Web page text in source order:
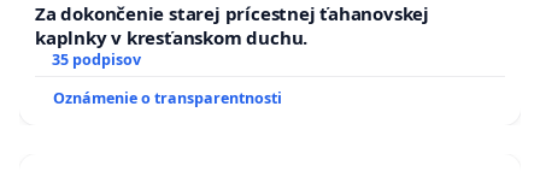
Za dokončenie starej prícestnej ťahanovskej
kaplnky v kresťanskom duchu.
35 podpisov
Oznámenie o transparentnosti